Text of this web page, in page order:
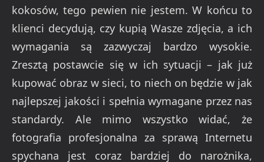
kokosów, tego pewien nie jestem. W końcu to
klienci decydują, czy kupią Wasze zdjęcia, a ich
wymagania są zazwyczaj bardzo wysokie.
Zresztą postawcie się w ich sytuacji – jak już
kupować obraz w sieci, to niech on będzie w jak
najlepszej jakości i spełnia wymagane przez nas
standardy. Ale mimo wszystko widać, że
fotografia profesjonalna za sprawą Internetu
spychana jest coraz bardziej do narożnika,